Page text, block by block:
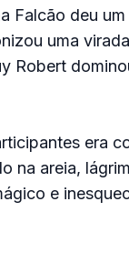
Falcão deu
uma
Robert
era
na areia,
e